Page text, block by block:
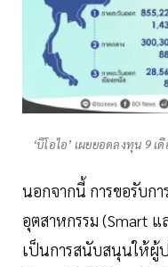
‘บีโอไอ’ เผยยอดลงทุน 9
นอกจากนี้ การขอรับกา
อุตสาหกรรม (Smart แ
เป็นการสนับสนุนให้ผู้